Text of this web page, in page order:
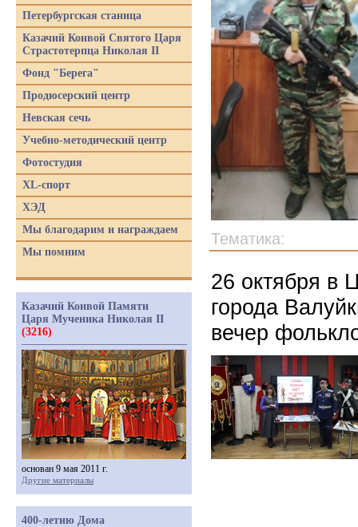
Тематика:
26 октября в
города
вечер
Петербургская станица
Казачий Конвой Святого Царя
Страстотерпца Николая II
Фонд "Берега"
Продюсерский центр
Невская сечь
Учебно-методический центр
Фотостудия
XL-спорт
ХЭД
Мы благодарим и награждаем
Мы помним
Казачий Конвой Памяти
Царя Мученика Николая II
(3216)
основан 9 мая 2011 г.
Другие материалы
400-летию Дома